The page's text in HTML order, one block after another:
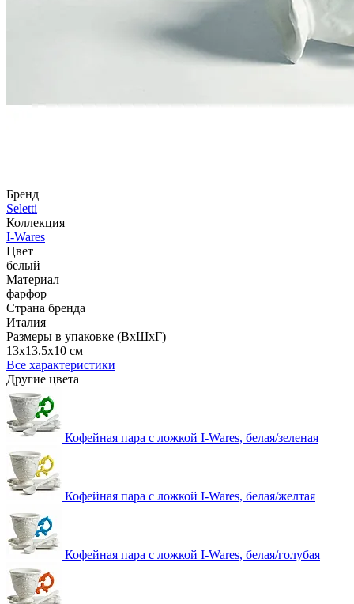
Бренд
Seletti
Коллекция
I-Wares
Цвет
белый
Материал
фарфор
Страна бренда
Италия
Размеры в упаковке (ВхШхГ)
13x13.5x10 см
Все характеристики
Другие цвета
Кофейная пара с ложкой I-Wares, белая/зеленая
Кофейная пара с ложкой I-Wares, белая/желтая
Кофейная пара с ложкой I-Wares, белая/голубая